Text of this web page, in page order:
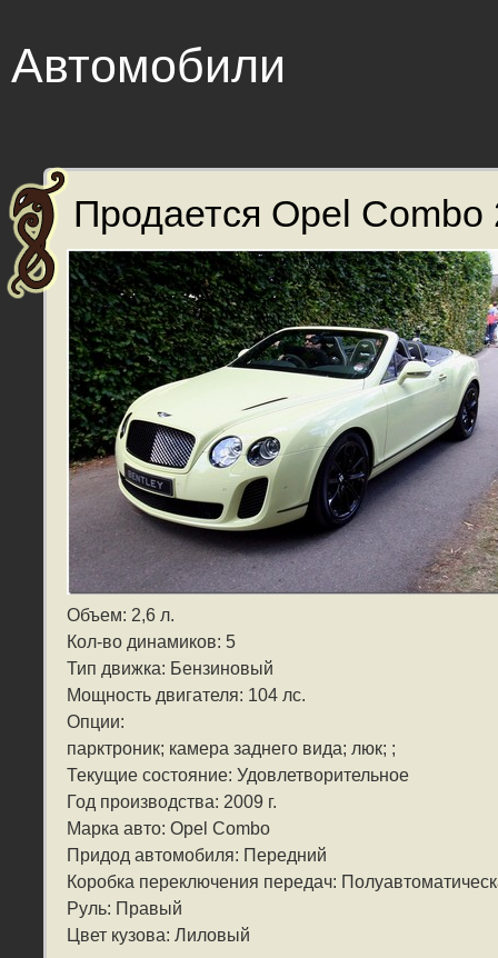
Автомобили
Продается Opel Combo
Объем: 2,6 л.
Кол-во динамиков: 5
Тип движка: Бензиновый
Мощность двигателя: 104 лс.
Опции:
парктроник; камера заднего вида; люк; ;
Текущие состояние: Удовлетворительное
Год производства: 2009 г.
Марка авто: Opel Combo
Придод автомобиля: Передний
Коробка переключения передач:
Руль: Правый
Цвет кузова: Лиловый